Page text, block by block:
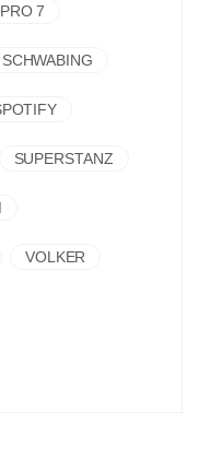
PRO 7
SCHWABING
SUPERSTANZ
VOLKER